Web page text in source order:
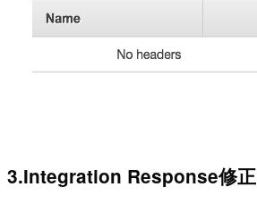
3.Integration Response修正